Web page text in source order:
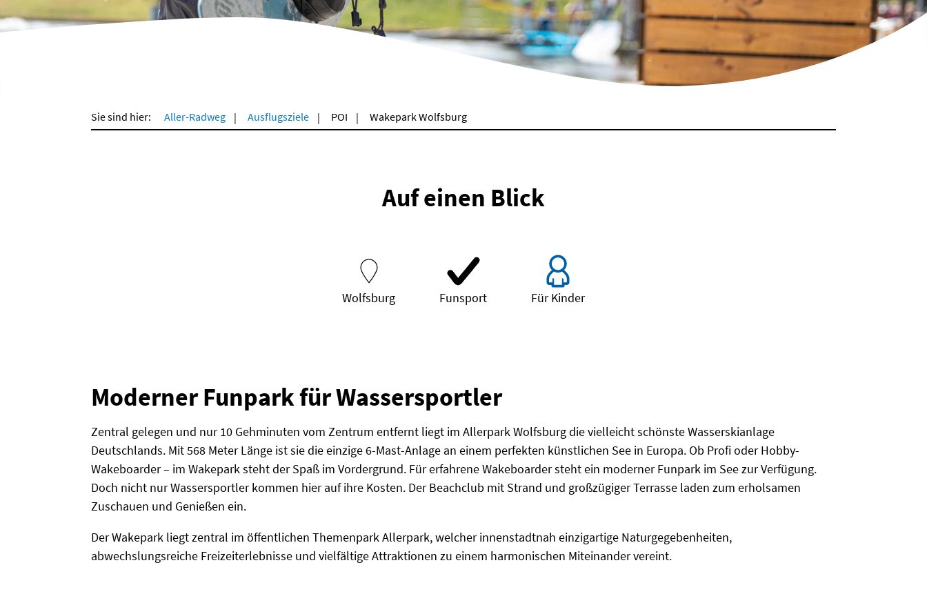
Sie sind hier: Aller-Radweg Ausflugsziele POI Wakepark Wolfsburg
Auf einen Blick
Wolfsburg Funsport Für Kinder
Moderner Funpark für Wassersportler
Zentral gelegen und nur 10 Gehminuten vom Zentrum entfernt liegt im Allerpark Wolfsburg die vielleicht schönste Wasserskianlage
Deutschlands. Mit 568 Meter Länge ist sie die einzige 6-Mast-Anlage an einem perfekten künstlichen See in Europa. Ob Profi oder Hobby-
Wakeboarder – im Wakepark steht der Spaß im Vordergrund. Für erfahrene Wakeboarder steht ein moderner Funpark im See zur Verfügung.
Doch nicht nur Wassersportler kommen hier auf ihre Kosten. Der Beachclub mit Strand und großzügiger Terrasse laden zum erholsamen
Zuschauen und Genießen ein.
Der Wakepark liegt zentral im öffentlichen Themenpark Allerpark, welcher innenstadtnah einzigartige Naturgegebenheiten,
abwechslungsreiche Freizeiterlebnisse und vielfältige Attraktionen zu einem harmonischen Miteinander vereint.